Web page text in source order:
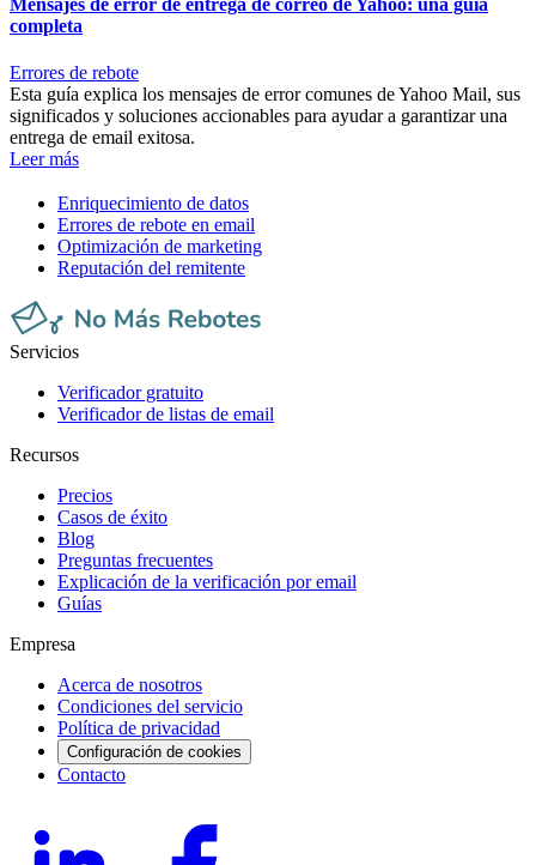
completa
Errores de rebote
Esta guía explica los mensajes de error comunes de Yahoo Mail, sus
significados y soluciones accionables para ayudar a garantizar una
entrega de email exitosa.
Leer más
Enriquecimiento de datos
Errores de rebote en email
Optimización de marketing
Reputación del remitente
Servicios
Verificador gratuito
Verificador de listas de email
Recursos
Precios
Casos de éxito
Blog
Preguntas frecuentes
Explicación de la verificación por email
Guías
Empresa
Acerca de nosotros
Condiciones del servicio
Política de privacidad
Configuración de cookies
Contacto